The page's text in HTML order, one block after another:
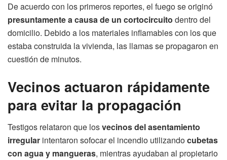
De acuerdo con los primeros reportes, el fuego se originó
presuntamente a causa de un cortocircuito dentro del
domicilio. Debido a los materiales inflamables con los que
estaba construida la vivienda, las llamas se propagaron en
cuestión de minutos.
Vecinos actuaron rápidamente
para evitar la propagación
Testigos relataron que losvecinos del asentamiento
irregular intentaron sofocar el incendio utilizandocubetas
con agua y mangueras, mientras ayudaban al propietario